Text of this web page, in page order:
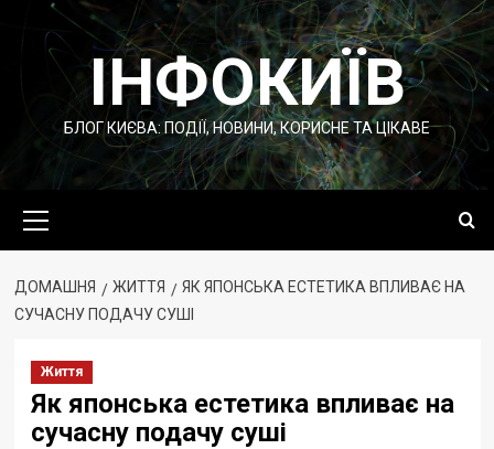
Перейти
ІНФОКИЇВ
БЛОГ КИЄВА: ПОДІЇ, НОВИНИ, КОРИСНЕ ТА ЦІКАВЕ
меню
ДОМАШНЯ ЖИТТЯ
ЯК ЯПОНСЬКА ЕСТЕТИКА ВПЛИВАЄ НА
СУЧАСНУ ПОДАЧУ СУШІ
Життя
Як японська естетика впливає на
сучасну подачу суші